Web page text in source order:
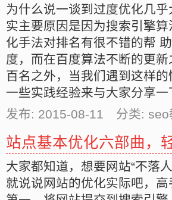
为什么说一谈到过度优化几
实主要原因是因为搜索引擎
化手法对排名有很不错的帮
度，而在百度算法不断的更
百名之外，当我们遇到这样
一些实践经验来与大家分享一
发布: 2015-08-11 分类:
站点基本优化六部曲，
大家都知道，想要网站“不落
就说说网站的优化实际吧，高